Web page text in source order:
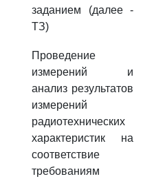
заданием (далее -
ТЗ)
Проведение
измерений и
анализ результатов
измерений
радиотехнических
характеристик на
соответствие
требованиям